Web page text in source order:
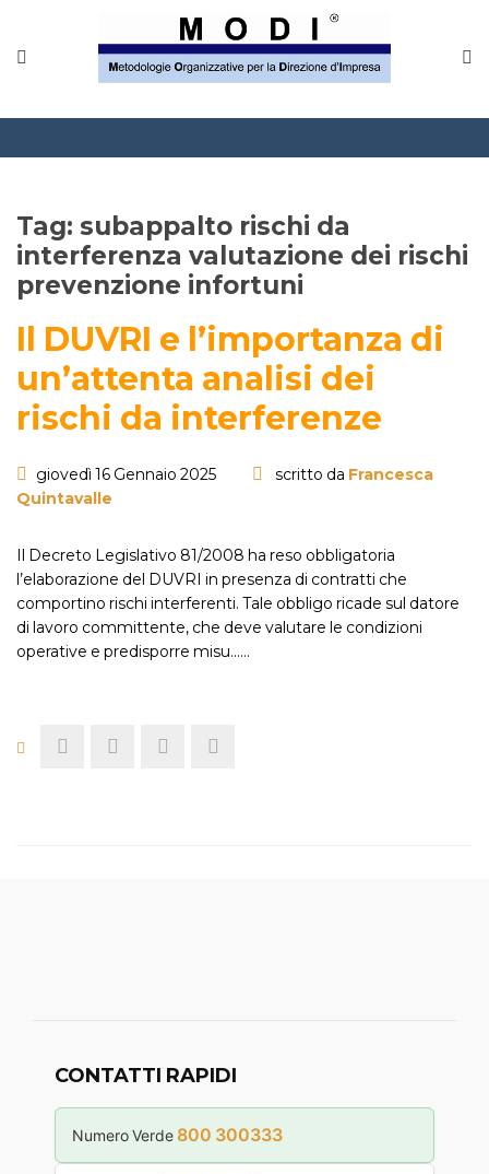
Tag: subappalto rischi da
interferenza valutazione dei rischi
prevenzione infortuni
Il DUVRI e l’importanza di
un’attenta analisi dei
rischi da interferenze
giovedì 16 Gennaio 2025 scritto da Francesca
Quintavalle
Il Decreto Legislativo 81/2008 ha reso obbligatoria
l’elaborazione del DUVRI in presenza di contratti che
comportino rischi interferenti. Tale obbligo ricade sul datore
di lavoro committente, che deve valutare le condizioni
operative e predisporre misu...…
CONTATTI RAPIDI
Numero Verde 800 300333